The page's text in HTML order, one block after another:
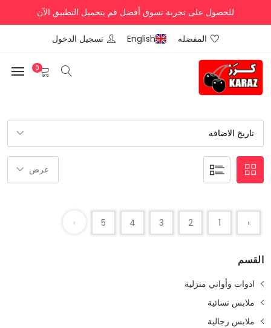
للحصول على تجربة تسوق أفضل قم بتحميل التطبيق الآن
المفضله English تسجيل الدخول
0
‹
1
2
3
4
5
›
القسم
ادوات وأواني منزلية
ملابس نسائية
ملابس رجالية